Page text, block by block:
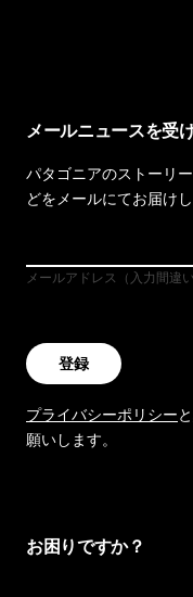
メールニュースを受
パタゴニアのストーリ
どをメールにてお届けし
メールアドレス（入力間違
登録
プライバシーポリシーと
願いします。
お困りですか？